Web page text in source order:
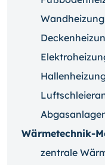
Wandheizung
Wärmetechnik-
zentrale